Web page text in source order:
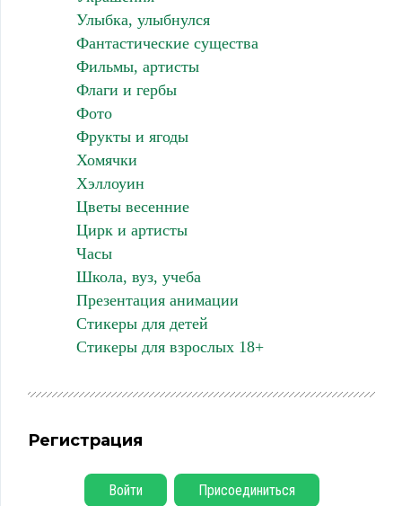
Улыбка, улыбнулся
Фантастические существа
Фильмы, артисты
Флаги и гербы
Фото
Фрукты и ягоды
Хомячки
Хэллоуин
Цветы весенние
Цирк и артисты
Часы
Школа, вуз, учеба
Презентация анимации
Стикеры для детей
Стикеры для взрослых 18+
Регистрация
Войти Присоединиться